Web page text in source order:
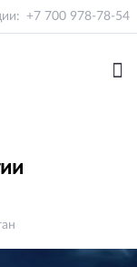
+7 700 978-78-54